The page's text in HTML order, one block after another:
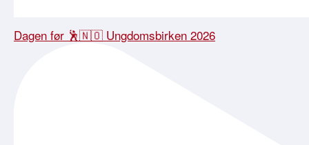
Dagen før 🕺🇳🇴 Ungdomsbirken 2026